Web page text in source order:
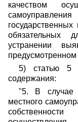
качеством
обязательных
устранении
5) статью 5
содержания:
"5. В случае
местного